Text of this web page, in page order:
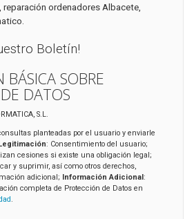
ordenadores Albacete,
Boletín!
BÁSICA SOBRE
DATOS
S.L.
planteadas por el usuario y enviarle
: Consentimiento del usuario;
cesiones si existe una obligación legal;
y suprimir, así como otros derechos,
adicional; Información Adicional:
completa de Protección de Datos en
.